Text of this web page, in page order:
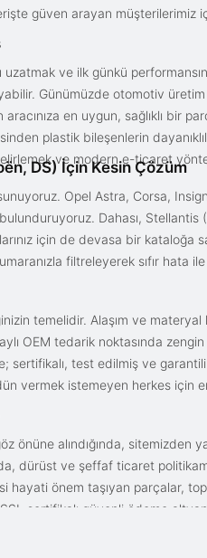
güven arayan müşterilerimiz
ve ilk günkü
Günümüzde otomotiv
en uygun, sağlıklı bir
plastik bileşenlerin
ve modern e-ticaret
DS) İçin Kesin Çözüm
Opel Astra, Corsa,
Dahası,
için de devasa bir kataloğa
filtreleyerek sıfır hata
temelidir. Alaşım ve
OEM tedarik noktasında
test edilmiş ve
vermek istemeyen herkes için
alındığında, sitemizden
dürüst ve şeffaf ticaret
önem taşıyan parçalar,
sertifikalı güvenli ödeme
fiyat avantajıyla parça